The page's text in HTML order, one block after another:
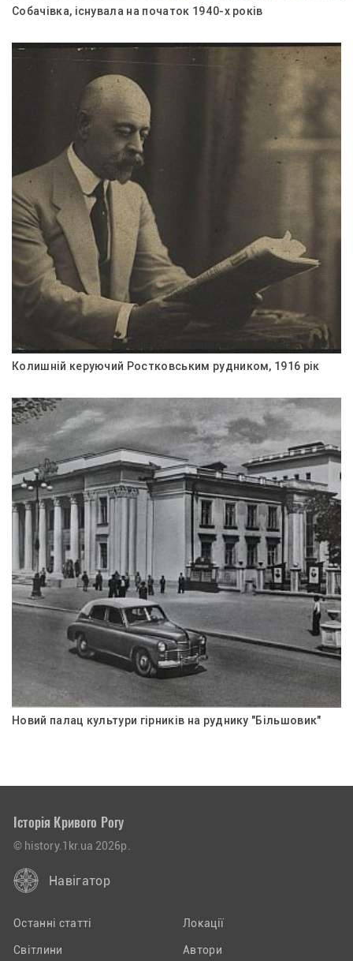
Собачівка, існувала на початок 1940-х років
Колишній керуючий Ростковським рудником, 1916 рік
Новий палац культури гірників на руднику "Більшовик"
Історія Кривого Рогу
© history.1kr.ua 2026р.
Навігатор
Останні статті
Світлини
Локації
Автори